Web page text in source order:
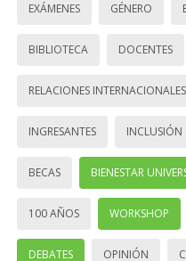
EXÁMENES GÉNERO
BIBLIOTECA DOCENTES
RELACIONES INTERNACIONALES
INGRESANTES INCLUSIÓN
BECAS BIENESTAR
100 AÑOS WORKSHOP
DEBATES OPINIÓN